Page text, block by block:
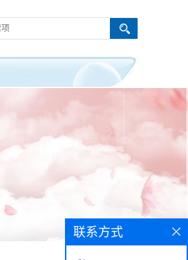
联系方式